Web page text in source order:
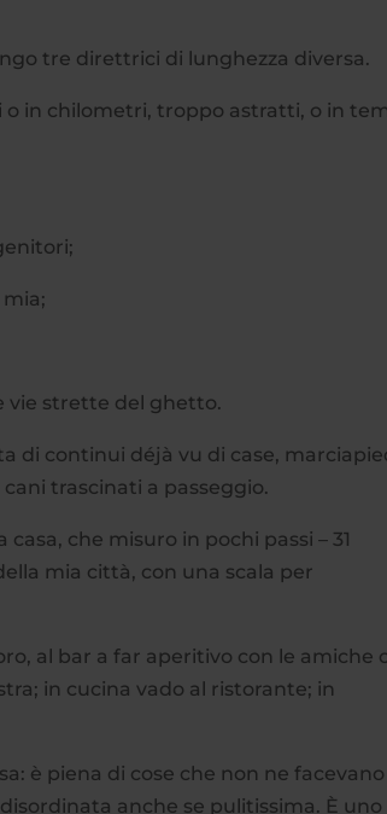
tre direttrici di lunghezza diversa.
o in chilometri, troppo astratti, o in
vie strette del ghetto.
di continui déjà vu di case,
trascinati a passeggio.
che misuro in pochi passi – 31
mia città, con una scala per
al bar a far aperitivo con le amiche
in cucina vado al ristorante; in
è piena di cose che non ne facevano
anche se pulitissima. È uno